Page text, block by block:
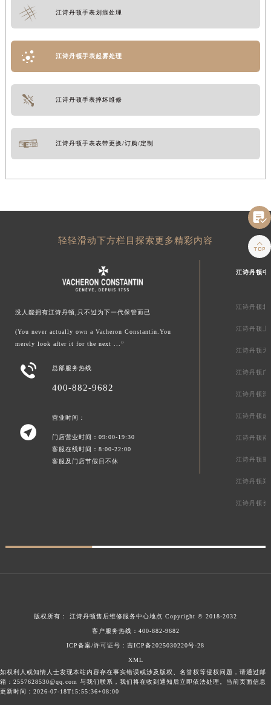
江诗丹顿手表划痕处理
江诗丹顿手表起雾处理
江诗丹顿手表摔坏维修
江诗丹顿手表表带更换/订购/定制
轻轻滑动下方栏目探索更多精彩内容
没人能拥有江诗丹顿,只不过为下一代保管而已
(You never actually own a Vacheron Constantin.You
merely look after it for the next ...”
 总部服务热线
400-882-9682

营业时间：
门店营业时间：09:00-19:30
客服在线时间：8:00-22:00
客服及门店节假日不休
江诗丹顿中
江诗丹顿北
江诗丹顿上
江诗丹顿天
江诗丹顿广
江诗丹顿深
江诗丹顿成
江诗丹顿南
江诗丹顿重
江诗丹顿郑
江诗丹顿长
版权所有： 江诗丹顿售后维修服务中心地点 Copyright © 2018-2032
客户服务热线： 400-882-9682
ICP备案/许可证号：吉ICP备2025030220号-28
XML
如权利人或知情人士发现本站内容存在事实错误或涉及版权、名誉权等侵权问题，请通过邮
箱：2557628530@qq.com 与我们联系，我们将在收到通知后立即依法处理。当前页面信息
更新时间：2026-07-18T15:55:36+08:00

